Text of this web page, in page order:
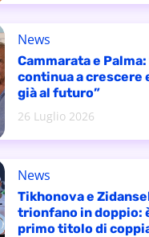
News
Cammarata e
continua a crescere
già al futuro”
26 Luglio 2026
News
Tikhonova e
trionfano in doppio:
primo titolo di